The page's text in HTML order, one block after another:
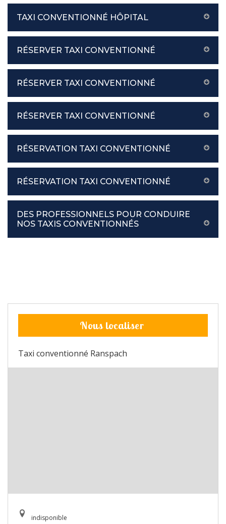
TAXI CONVENTIONNÉ HÔPITAL
RÉSERVER TAXI CONVENTIONNÉ
RÉSERVER TAXI CONVENTIONNÉ
RÉSERVER TAXI CONVENTIONNÉ
RÉSERVATION TAXI CONVENTIONNÉ
RÉSERVATION TAXI CONVENTIONNÉ
DES PROFESSIONNELS POUR CONDUIRE
NOS TAXIS CONVENTIONNÉS
Nous localiser
Taxi conventionné Ranspach
indisponible